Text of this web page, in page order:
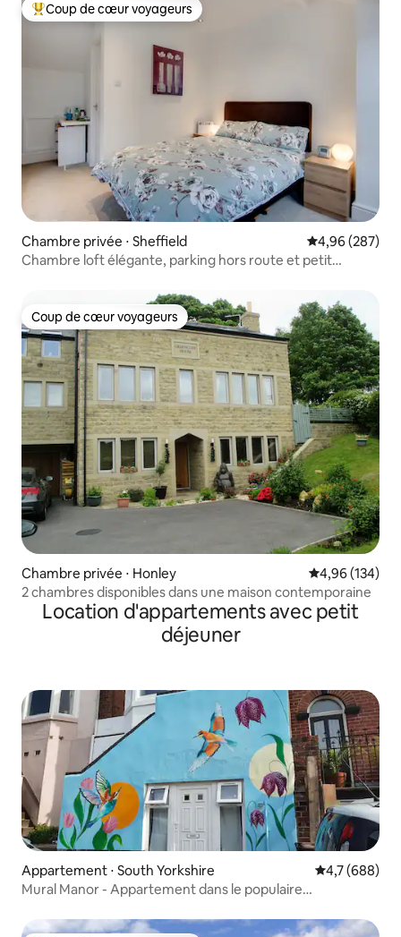
Coups de cœur voyageurs les plus appréciés
Coup de cœur voyageurs
Chambre privée ⋅ Sheffield Évaluation
4,96 (287)
Chambre loft élégante, parking hors route et petit
Coup de cœur voyageurs
Coup de cœur voyageurs
Chambre privée ⋅ Honley Évaluation
4,96 (134)
2 chambres disponibles dans une maison contemporaine
Location d'appartements avec petit
déjeuner
Appartement ⋅ South Yorkshire Évaluation
4,7 (688)
Mural Manor - Appartement dans le populaire